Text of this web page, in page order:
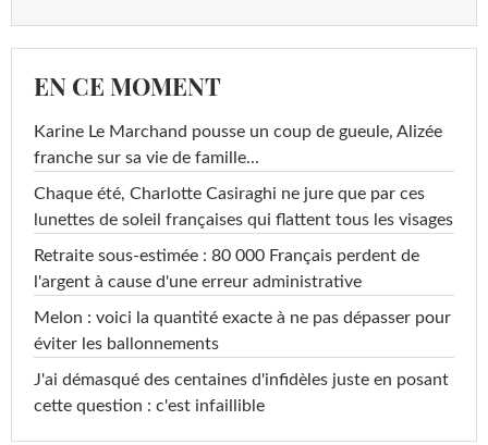
EN CE MOMENT
Karine Le Marchand pousse un coup de gueule, Alizée
franche sur sa vie de famille...
Chaque été, Charlotte Casiraghi ne jure que par ces
lunettes de soleil françaises qui flattent tous les visages
Retraite sous-estimée : 80 000 Français perdent de
l'argent à cause d'une erreur administrative
Melon : voici la quantité exacte à ne pas dépasser pour
éviter les ballonnements
J'ai démasqué des centaines d'infidèles juste en posant
cette question : c'est infaillible